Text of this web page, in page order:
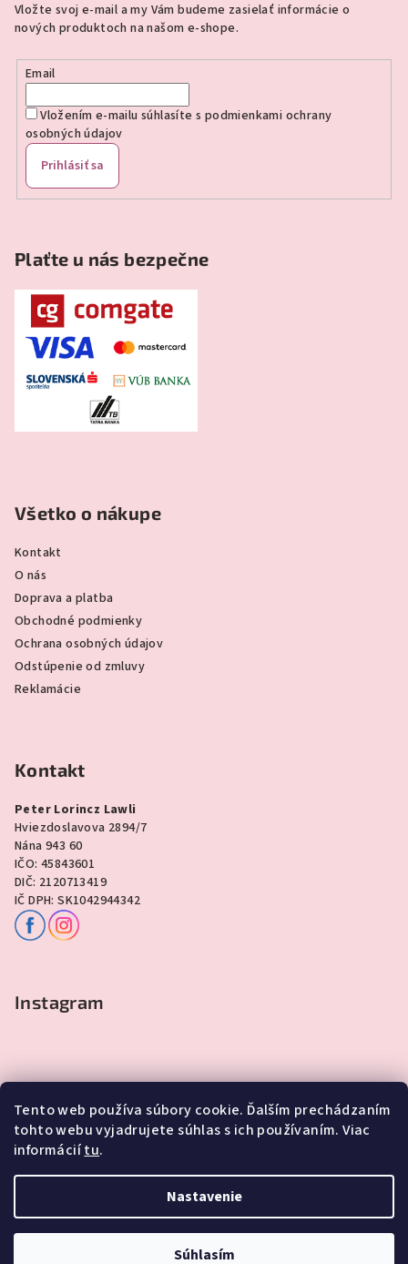
Tento web používa súbory cookie. Ďalším prechádzaním
tohto webu vyjadrujete súhlas s ich používaním. Viac
informáciítu.
Nastavenie
Súhlasím
Vložte svoj e-mail a my Vám budeme zasielať informácie o
nových produktoch na našom e-shope.
Email
Vložením e-mailu súhlasíte s podmienkami ochrany
osobných údajov
Prihlásiť sa
Plaťte u nás bezpečne
Všetko o nákupe
Kontakt
O nás
Doprava a platba
Obchodné podmienky
Ochrana osobných údajov
Odstúpenie od zmluvy
Reklamácie
Kontakt
Peter Lorincz Lawli
Hviezdoslavova 2894/7
Nána 943 60
IČO: 45843601
DIČ: 2120713419
IČ DPH: SK1042944342
Instagram
Sledovať na Instagrame